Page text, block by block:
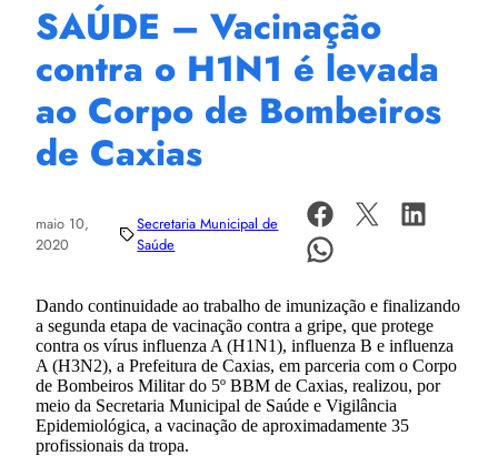
SAÚDE – Vacinação
contra o H1N1 é levada
ao Corpo de Bombeiros
de Caxias
maio 10,
2020
Secretaria Municipal de
Saúde
Dando continuidade ao trabalho de imunização e finalizando
a segunda etapa de vacinação contra a gripe, que protege
contra os vírus influenza A (H1N1), influenza B e influenza
A (H3N2), a Prefeitura de Caxias, em parceria com o Corpo
de Bombeiros Militar do 5º BBM de Caxias, realizou, por
meio da Secretaria Municipal de Saúde e Vigilância
Epidemiológica, a vacinação de aproximadamente 35
profissionais da tropa.